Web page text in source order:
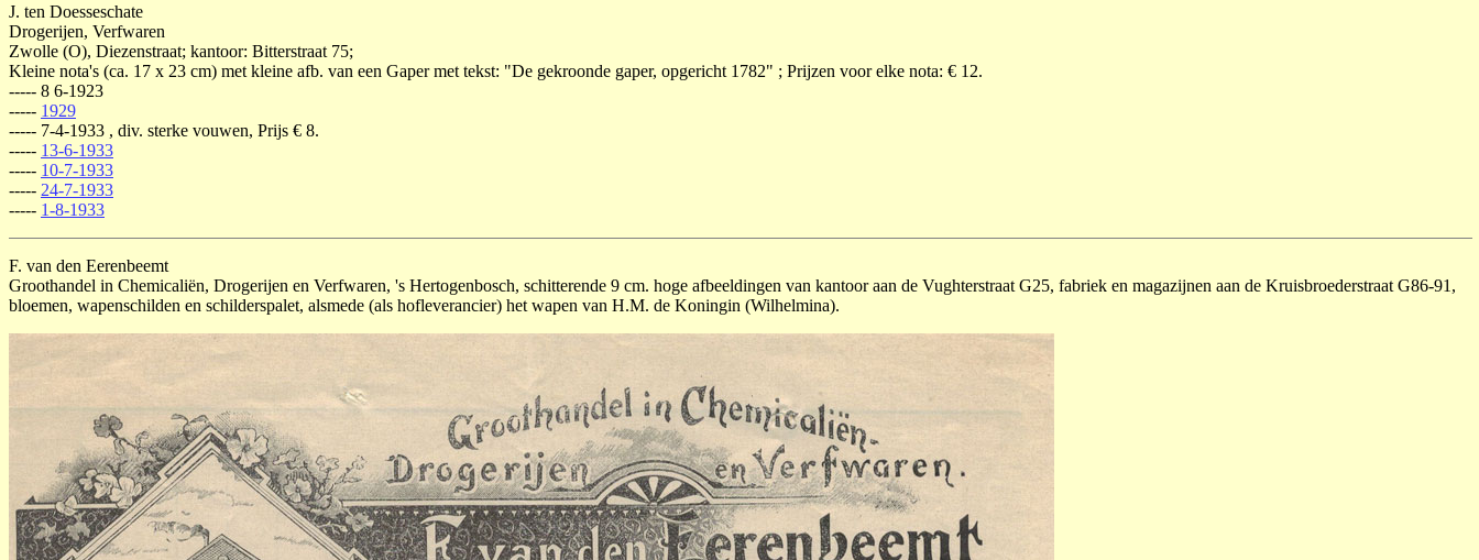
J. ten Doesseschate
Drogerijen, Verfwaren
Zwolle (O), Diezenstraat; kantoor: Bitterstraat 75;
Kleine nota's (ca. 17 x 23 cm) met kleine afb. van een Gaper met tekst: "De gekroonde gaper, opgericht 1782" ; Prijzen voor elke nota: € 12.
----- 8 6-1923
----- 1929
----- 7-4-1933 , div. sterke vouwen, Prijs € 8.
----- 13-6-1933
----- 10-7-1933
----- 24-7-1933
----- 1-8-1933
F. van den Eerenbeemt
Groothandel in Chemicaliën, Drogerijen en Verfwaren, 's Hertogenbosch, schitterende 9 cm. hoge afbeeldingen van kantoor aan de Vughterstraat G25, fabriek en magazijnen aan de Kruisbroederstraat G86-91,
bloemen, wapenschilden en schilderspalet, alsmede (als hofleverancier) het wapen van H.M. de Koningin (Wilhelmina).